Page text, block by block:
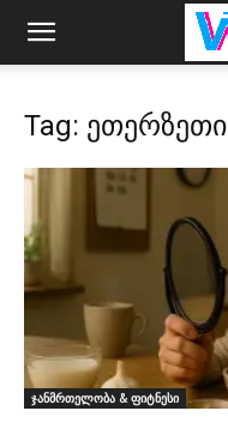
Tag: ეთერზეთი
ჯანმრთელობა & ფიტნესი